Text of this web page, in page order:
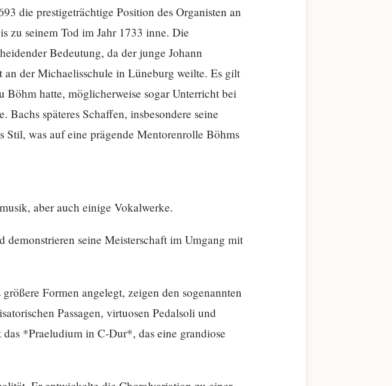
die prestigeträchtige Position des Organisten an
zu seinem Tod im Jahr 1733 inne. Die
Bedeutung, da der junge Johann
der Michaelisschule in Lüneburg weilte. Es gilt
Böhm hatte, möglicherweise sogar Unterricht bei
späteres Schaffen, insbesondere seine
was auf eine prägende Mentorenrolle Böhms
aber auch einige Vokalwerke.
demonstrieren seine Meisterschaft im Umgang mit
Formen angelegt, zeigen den sogenannten
Passagen, virtuosen Pedalsoli und
*Praeludium in C-Dur*, das eine grandiose